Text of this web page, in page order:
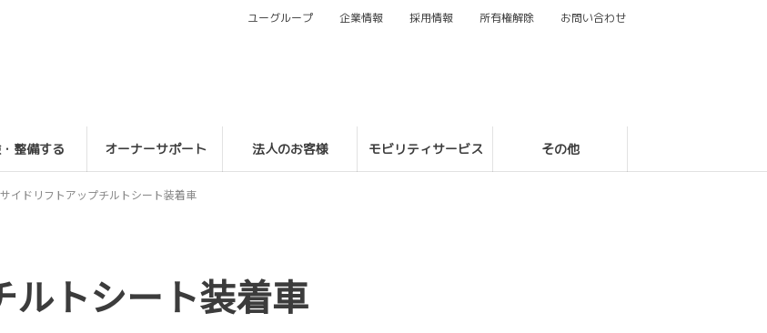
整備する オーナーサポート 法人のお客様 モビリティサービス その他
ユーグループ 企業情報 採用情報 所有権解除 お問い合わせ
サイドリフトアップチルトシート装着車
ルトシート装着車